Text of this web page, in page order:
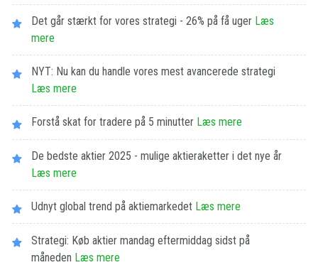
Det går stærkt for vores strategi - 26% på få uger Læs
mere
NYT: Nu kan du handle vores mest avancerede strategi
Læs mere
Forstå skat for tradere på 5 minutter Læs mere
De bedste aktier 2025 - mulige aktieraketter i det nye år
Læs mere
Udnyt global trend på aktiemarkedet Læs mere
Strategi: Køb aktier mandag eftermiddag sidst på
måneden Læs mere